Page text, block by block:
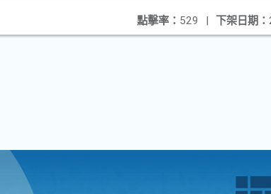
下架日期：
點擊率： 529 |